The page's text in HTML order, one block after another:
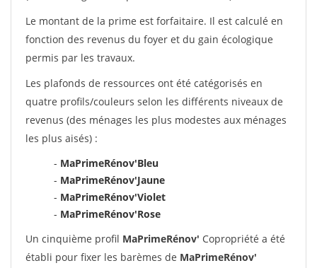
Le montant de la prime est forfaitaire. Il est calculé en
fonction des revenus du foyer et du gain écologique
permis par les travaux.
Les plafonds de ressources ont été catégorisés en
quatre profils/couleurs selon les différents niveaux de
revenus (des ménages les plus modestes aux ménages
les plus aisés) :
- MaPrimeRénov'Bleu
- MaPrimeRénov'Jaune
- MaPrimeRénov'Violet
- MaPrimeRénov'Rose
Un cinquième profil MaPrimeRénov' Copropriété a été
établi pour fixer les barèmes de MaPrimeRénov'